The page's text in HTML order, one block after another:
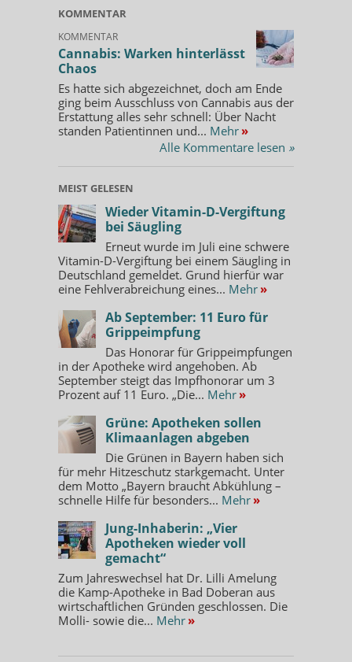
KOMMENTAR
KOMMENTAR
Cannabis: Warken hinterlässt
Chaos
Es hatte sich abgezeichnet, doch am Ende
ging beim Ausschluss von Cannabis aus der
Erstattung alles sehr schnell: Über Nacht
standen Patientinnen und... Mehr »
Alle Kommentare lesen »
MEIST GELESEN
Wieder Vitamin-D-Vergiftung
bei Säugling
Erneut wurde im Juli eine schwere
Vitamin-D-Vergiftung bei einem Säugling in
Deutschland gemeldet. Grund hierfür war
eine Fehlverabreichung eines... Mehr »
Ab September: 11 Euro für
Grippeimpfung
Das Honorar für Grippeimpfungen
in der Apotheke wird angehoben. Ab
September steigt das Impfhonorar um 3
Prozent auf 11 Euro. „Die... Mehr »
Grüne: Apotheken sollen
Klimaanlagen abgeben
Die Grünen in Bayern haben sich
für mehr Hitzeschutz starkgemacht. Unter
dem Motto „Bayern braucht Abkühlung –
schnelle Hilfe für besonders... Mehr »
Jung-Inhaberin: „Vier
Apotheken wieder voll
gemacht“
Zum Jahreswechsel hat Dr. Lilli Amelung
die Kamp-Apotheke in Bad Doberan aus
wirtschaftlichen Gründen geschlossen. Die
Molli- sowie die... Mehr »